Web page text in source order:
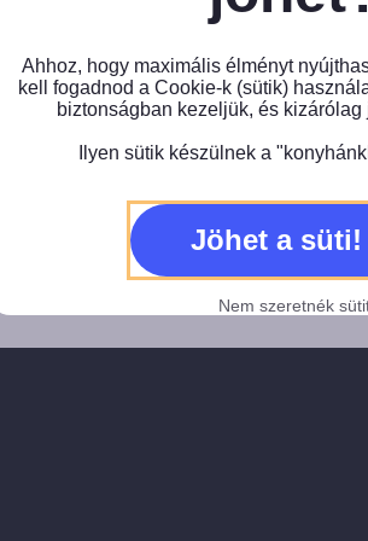
Ahhoz, hogy maximális élményt
kell fogadnod a Cookie-k (sütik)
biztonságban kezeljük, és
Ilyen sütik készülnek a
Jöhet a süti!
Nem szeretnék